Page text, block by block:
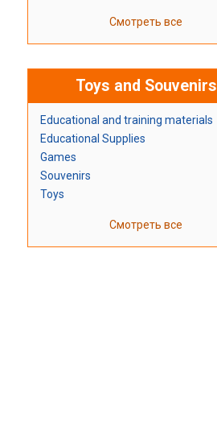
Смотреть все
Toys and Souvenirs
Educational and training materials
Educational Supplies
Games
Souvenirs
Toys
Смотреть все